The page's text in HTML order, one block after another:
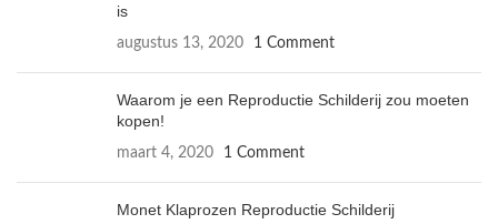
is
augustus 13, 2020 1 Comment
Waarom je een Reproductie Schilderij zou moeten
kopen!
maart 4, 2020 1 Comment
Monet Klaprozen Reproductie Schilderij